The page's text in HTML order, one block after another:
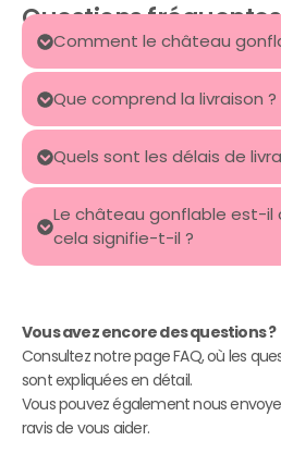
Questions fréquentes
Comment le château
Que comprend la livraison ?
Quels sont les délais de
Le château gonflable est-il
cela signifie-t-il ?
Vous avez encore des questions ?
Consultez notre page FAQ, où les
sont expliquées en détail.
Vous pouvez également nous
ravis de vous aider.